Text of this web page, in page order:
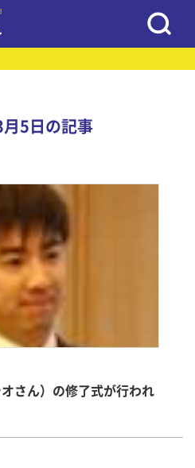
5日の記事
さん）の修了式が行われ